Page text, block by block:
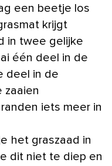
een beetje los
krijgt
in twee gelijke
één deel in de
deel in de
zaaien
iets meer in
het graszaad in
dit niet te diep en